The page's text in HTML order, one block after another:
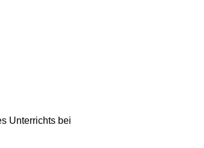
Unterrichts bei